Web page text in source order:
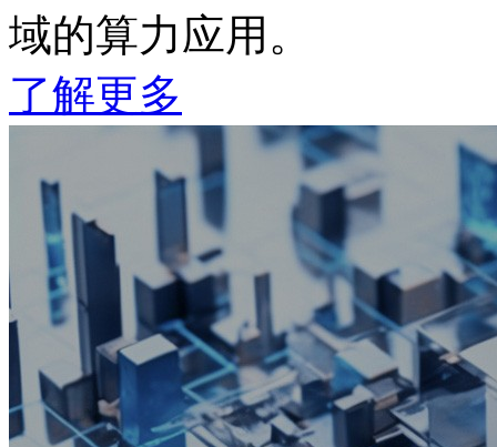
域的算力应用。
了解更多